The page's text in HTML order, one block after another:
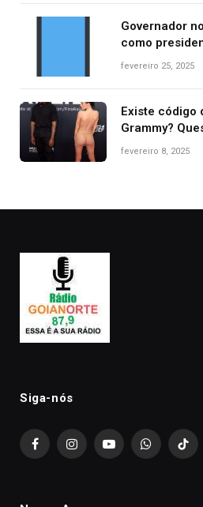
Governador
como
fevereiro 25, 2025
Existe código
Grammy?
após Bianca
fevereiro 8, 2025
Siga-nós
FacebookInstagramYouTubeWhatsApp